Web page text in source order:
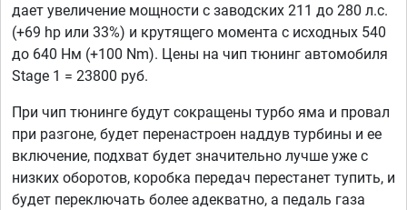
дает увеличение мощности с заводских 211 до 280 л.с.
(+69 hp или 33%) и крутящего момента с исходных 540
до 640 Нм (+100 Nm). Цены на чип тюнинг автомобиля
Stage 1 = 23800 руб.
При чип тюнинге будут сокращены турбо яма и провал
при разгоне, будет перенастроен наддув турбины и ее
включение, подхват будет значительно лучше уже с
низких оборотов, коробка передач перестанет тупить, и
будет переключать более адекватно, а педаль газа